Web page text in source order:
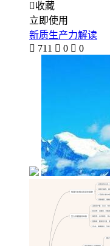
收藏
立即使用
新质生产力解读
 711  0  0